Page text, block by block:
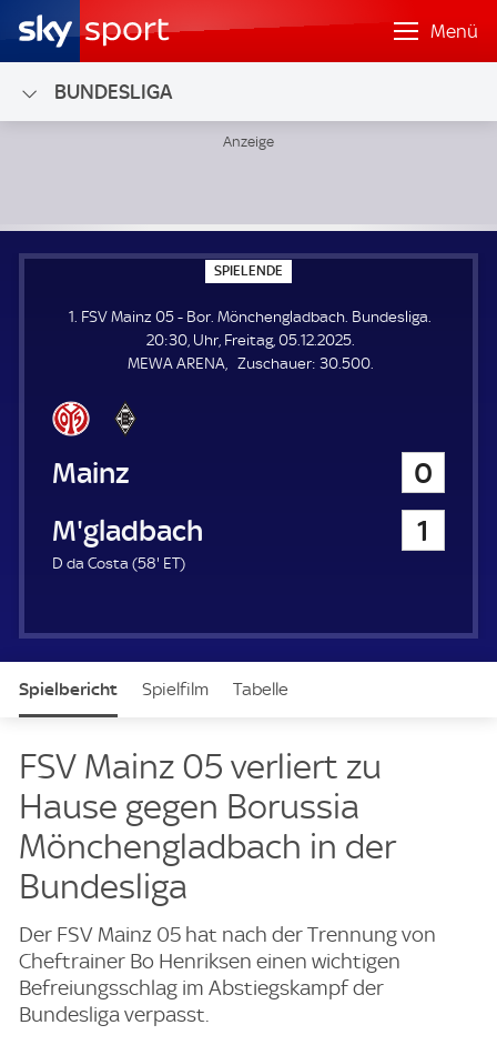
Menü
BUNDESLIGA
SPIELENDE
P
E
L
E
N
1. FSV Mainz 05 - Bor. Mönchengladbach. Bundesliga.
20:30, Uhr, Freitag, 05.12.2025.
MEWA ARENA
Zuschauer: Z
30.500.
1. FSV Mainz 05
0
Bor. Mönchengladbach
1
D da Costa (58'5
u
ETE
)
Spielbericht Spielfilm Tabelle
FSV Mainz 05 verliert zu
Hause gegen Borussia
Mönchengladbach in der
Bundesliga
Der FSV Mainz 05 hat nach der Trennung von
Cheftrainer Bo Henriksen einen wichtigen
Befreiungsschlag im Abstiegskampf der
Bundesliga verpasst.